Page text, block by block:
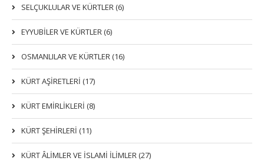
SELÇUKLULAR VE KÜRTLER (6)
EYYUBİLER VE KÜRTLER (6)
OSMANLILAR VE KÜRTLER (16)
KÜRT AŞİRETLERİ (17)
KÜRT EMİRLİKLERİ (8)
KÜRT ŞEHİRLERİ (11)
KÜRT ÂLİMLER VE İSLAMİ İLİMLER (27)